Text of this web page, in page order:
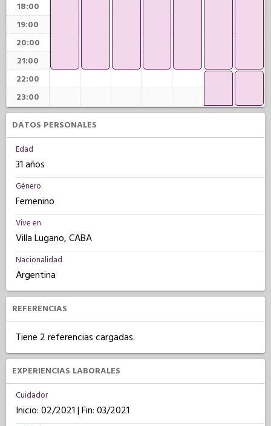
18:00
19:00
20:00
21:00
22:00
23:00
DATOS PERSONALES
Edad
31 años
Género
Femenino
Vive en
Villa Lugano, CABA
Nacionalidad
Argentina
REFERENCIAS
Tiene 2 referencias cargadas.
EXPERIENCIAS LABORALES
Cuidador
Inicio: 02/2021 | Fin: 03/2021